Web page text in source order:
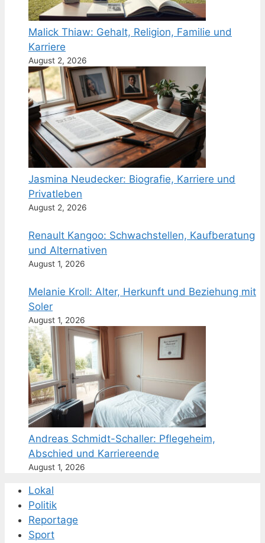
Malick Thiaw: Gehalt, Religion, Familie und
Karriere
August 2, 2026
Jasmina Neudecker: Biografie, Karriere und
Privatleben
August 2, 2026
Renault Kangoo: Schwachstellen, Kaufberatung
und Alternativen
August 1, 2026
Melanie Kroll: Alter, Herkunft und Beziehung mit
Soler
August 1, 2026
Andreas Schmidt-Schaller: Pflegeheim,
Abschied und Karriereende
August 1, 2026
Lokal
Politik
Reportage
Sport